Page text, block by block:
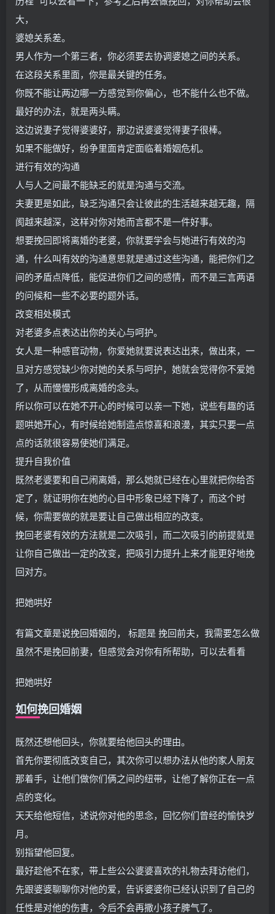
大，
婆媳关系差。
男人作为一个第三者，你必须要去协调婆媳之间的关系。
在这段关系里面，你是最关键的任务。
你既不能让两边哪一方感觉到你偏心，也不能什么也不做。
最好的办法，就是两头瞒。
这边说妻子觉得婆婆好，那边说婆婆觉得妻子很棒。
如果不能做好，纷争里面肯定面临着婚姻危机。
进行有效的沟通
人与人之间最不能缺乏的就是沟通与交流。
夫妻更是如此，缺乏沟通只会让彼此的生活越来越无趣，隔
阂越来越深，这样对你对她而言都不是一件好事。
想要挽回即将离婚的老婆，你就要学会与她进行有效的沟
通，什么叫有效的沟通意思就是通过这些沟通，能把你们之
间的矛盾点降低，能促进你们之间的感情，而不是三言两语
的问候和一些不必要的题外话。
改变相处模式
对老婆多点表达出你的关心与呵护。
女人是一种感官动物，你爱她就要说表达出来，做出来，一
旦对方感觉缺少你对她的关系与呵护，她就会觉得你不爱她
了，从而慢慢形成离婚的念头。
所以你可以在她不开心的时候可以亲一下她，说些有趣的话
题哄她开心，有时候给她制造点惊喜和浪漫，其实只要一点
点的话就很容易使她们满足。
提升自我价值
既然老婆要和自己闹离婚，那么她就已经在心里就把你给否
定了，就证明你在她的心目中形象已经下降了，而这个时
候，你需要做的就是要让自己做出相应的改变。
挽回老婆有效的方法就是二次吸引，而二次吸引的前提就是
让你自己做出一定的改变，把吸引力提升上来才能更好地挽
回对方。
把她哄好
有篇文章是说挽回婚姻的， 标题是 挽回前夫，我需要怎么做
虽然不是挽回前妻，但感觉会对你有所帮助，可以去看看
把她哄好
如何挽回婚姻
既然还想他回头，你就要给他回头的理由。
首先你要彻底改变自己，其次你可以想办法从他的家人朋友
那着手，让他们做你们俩之间的纽带，让他了解你正在一点
点的变化。
天天给他短信，述说你对他的思念，回忆你们曾经的愉快岁
月。
别指望他回复。
最好趁他不在家，带上些公公婆婆喜欢的礼物去拜访他们，
先跟婆婆聊聊你对他的爱，告诉婆婆你已经认识到了自己的
任性是对他的伤害，今后不会再撒小孩子脾气了。